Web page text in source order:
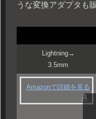
うな変換アダプタも
Lightning→
3.5mm
Amazonで詳細を見る